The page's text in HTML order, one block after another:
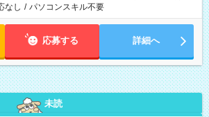
なし / パソコンスキル不要
応募する 詳細へ
未読